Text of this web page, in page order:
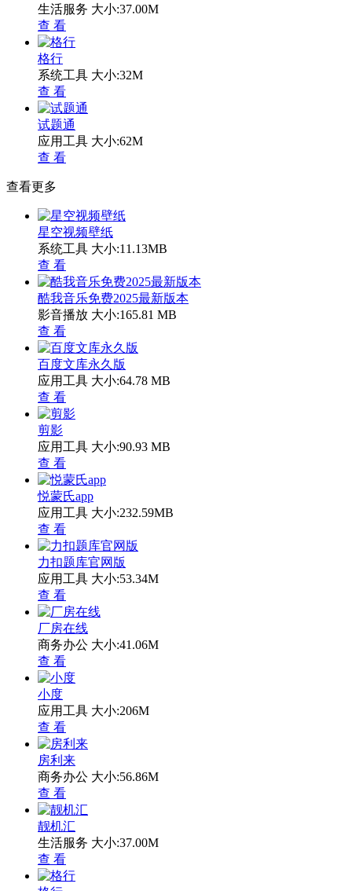
生活服务 大小:37.00M
查 看
格行
系统工具 大小:32M
查 看
试题通
应用工具 大小:62M
查 看
查看更多
星空视频壁纸
系统工具 大小:11.13MB
查 看
酷我音乐免费2025最新版本
影音播放 大小:165.81 MB
查 看
百度文库永久版
应用工具 大小:64.78 MB
查 看
剪影
应用工具 大小:90.93 MB
查 看
悦蒙氏app
应用工具 大小:232.59MB
查 看
力扣题库官网版
应用工具 大小:53.34M
查 看
厂房在线
商务办公 大小:41.06M
查 看
小度
应用工具 大小:206M
查 看
房利来
商务办公 大小:56.86M
查 看
靓机汇
生活服务 大小:37.00M
查 看